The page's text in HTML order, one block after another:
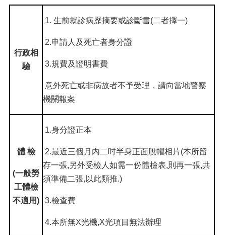
行政相
驗
1. 生前就診病歷摘要或診斷書(二者擇一)
2.申請人及死亡者身分證
3.規費及證明書費
意外死亡或非病故者不予受理，請向當地警察
機關報案
體 檢
(一般勞
工體檢
不適用)
1.身分證正本
2.最近三個月內二吋半身正面脫帽相片(本所留
存一張,另外受檢人如需一份體檢表,則再一張,共
須準備二張,以此類推.)
3.檢查費
4.本所無X光機,X光項目無法辦理